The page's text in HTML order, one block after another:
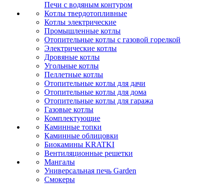
Печи с водяным контуром
Котлы твердотопливные
Котлы электрические
Промышленные котлы
Отопительные котлы с газовой горелкой
Электрические котлы
Дровяные котлы
Угольные котлы
Пеллетные котлы
Отопительные котлы для дачи
Отопительные котлы для дома
Отопительные котлы для гаража
Газовые котлы
Комплектующие
Каминные топки
Каминные облицовки
Биокамины KRATKI
Вентиляционные решетки
Мангалы
Универсальная печь Garden
Смокеры